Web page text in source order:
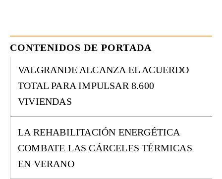
CONTENIDOS DE PORTADA
VALGRANDE ALCANZA EL ACUERDO
TOTAL PARA IMPULSAR 8.600
VIVIENDAS
LA REHABILITACIÓN ENERGÉTICA
COMBATE LAS CÁRCELES TÉRMICAS
EN VERANO